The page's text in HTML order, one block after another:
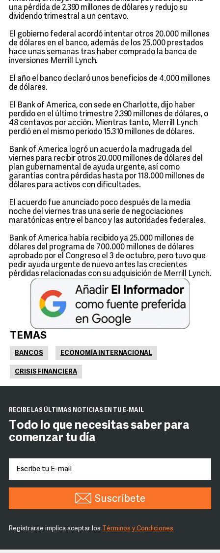
una pérdida de 2.390 millones de dólares y redujo su
dividendo trimestral a un centavo.
El gobierno federal acordó intentar otros 20.000 millones
de dólares en el banco, además de los 25.000 prestados
hace unas semanas tras haber comprado la banca de
inversiones Merrill Lynch.
El año el banco declaró unos beneficios de 4.000 millones
de dólares.
El Bank of America, con sede en Charlotte, dijo haber
perdido en el último trimestre 2.390 millones de dólares, o
48 centavos por acción. Mientras tanto, Merrill Lynch
perdió en el mismo periodo 15.310 millones de dólares.
Bank of America logró un acuerdo la madrugada del
viernes para recibir otros 20.000 millones de dólares del
plan gubernamental de ayuda urgente, así como
garantías contra pérdidas hasta por 118.000 millones de
dólares para activos con dificultades.
El acuerdo fue anunciado poco después de la media
noche del viernes tras una serie de negociaciones
maratónicas entre el banco y las autoridades federales.
Bank of America había recibido ya 25.000 millones de
dólares del programa de 700.000 millones de dólares
aprobado por el Congreso el 3 de octubre, pero tuvo que
pedir ayuda urgente de nuevo antes las crecientes
pérdidas relacionadas con su adquisición de Merrill Lynch.
TEMAS
BANCOS ECONOMÍA INTERNACIONAL
CRISIS FINANCIERA
RECIBE LAS ÚLTIMAS NOTICIAS EN TU E-MAIL
Todo lo que necesitas saber para
comenzar tu día
Suscríbete
Registrarse implica aceptar los Términos y Condiciones